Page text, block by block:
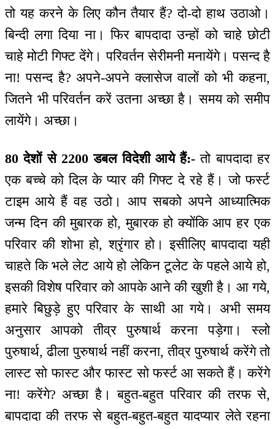
तो यह करने के लिए कौन तैयार हैं? दो-दो हाथ उठाओ।
बिन्दी लगा दिया ना। फिर बापदादा उन्हों को चाहे छोटी
चाहे मोटी गिफ्ट देंगे। परिवर्तन सेरीमनी मनायेंगे। पसन्द है
ना! पसन्द है? अपने-अपने क्लासेज वालों को भी कहना,
जितने भी परिवर्तन करें उतना अच्छा है। समय को समीप
लायेंगे। अच्छा।
80 देशों से 2200 डबल विदेशी आये हैं:- तो बापदादा हर
एक बच्चे को दिल के प्यार की गिफ्ट दे रहे हैं। जो फर्स्ट
टाइम आये हैं वह उठो। आप सबको अपने आध्यात्मिक
जन्म दिन की मुबारक हो, मुबारक हो क्योंकि आप हर एक
परिवार की शोभा हो, श्रृंगार हो। इसीलिए बापदादा यही
चाहते कि भले लेट आये हो लेकिन टूलेट के पहले आये हो,
इसकी विशेष परिवार को आपके आने की खुशी है। आ गये,
हमारे बिछुड़े हुए परिवार के साथी आ गये। अभी समय
अनुसार आपको तीव्र पुरुषार्थ करना पड़ेगा। स्लो
पुरुषार्थ, ढीला पुरुषार्थ नहीं करना, तीव्र पुरुषार्थ करेंगे तो
लास्ट सो फास्ट और फास्ट सो फर्स्ट आ सकते हैं। करेंगे
ना! करेंगे? अच्छा है। बहुत-बहुत परिवार की तरफ से,
बापदादा की तरफ से बहुत-बहुत-बहुत यादप्यार लेते रहना